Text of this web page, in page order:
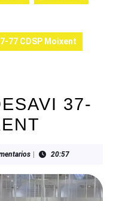
77 CDSP Moixent
37-
20:57